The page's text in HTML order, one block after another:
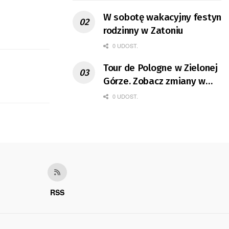
W sobotę wakacyjny festyn
rodzinny w Zatoniu
0 UDOST.
Tour de Pologne w Zielonej
Górze. Zobacz zmiany w
organizacji ruchu
0 UDOST.
RSS